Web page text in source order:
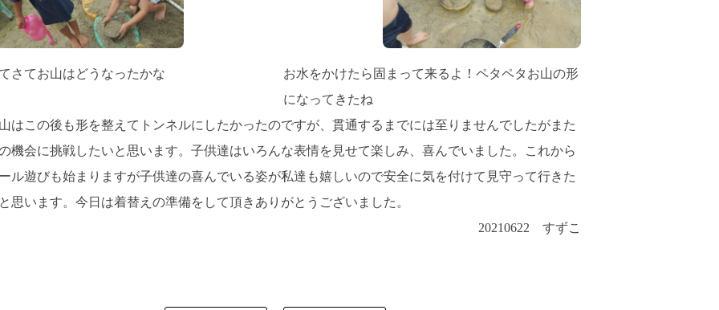
さてお山はどうなったかな
お水をかけたら固まって来るよ！ペタペタお山の形
になってきたね
はこの後も形を整えてトンネルにしたかったのですが、貫通するまでには至りませんでしたがまた
機会に挑戦したいと思います。子供達はいろんな表情を見せて楽しみ、喜んでいました。これから
ル遊びも始まりますが子供達の喜んでいる姿が私達も嬉しいので安全に気を付けて見守って行きた
思います。今日は着替えの準備をして頂きありがとうございました。
20210622 すずこ